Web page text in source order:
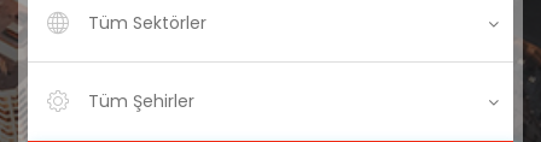
Tüm Sektörler
Tüm Şehirler